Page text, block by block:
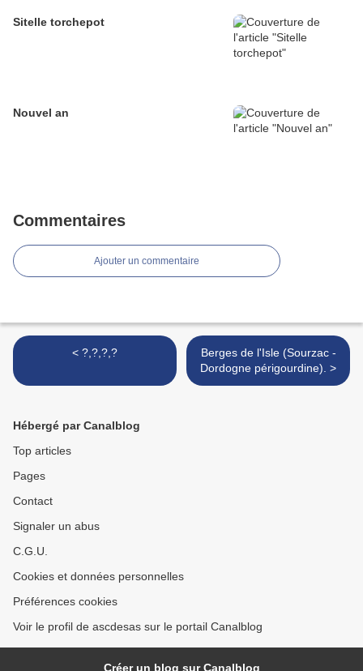
Sitelle torchepot
Nouvel an
Commentaires
Ajouter un commentaire
< ?,?,?,?
Berges de l'Isle (Sourzac -
Dordogne périgourdine). >
Hébergé par Canalblog
Top articles
Pages
Contact
Signaler un abus
C.G.U.
Cookies et données personnelles
Préférences cookies
Voir le profil de ascdesas sur le portail Canalblog
Créer un blog sur Canalblog